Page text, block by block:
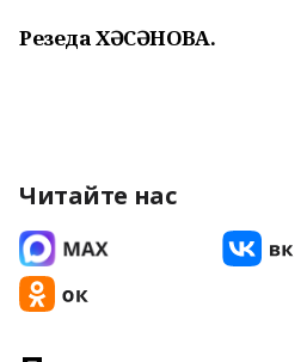
Резеда ХӘСӘНОВА.
Читайте нас